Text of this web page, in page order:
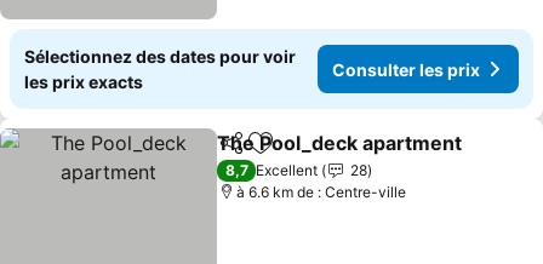
Sélectionnez des dates pour voir
les prix exacts
Consulter les prix
PartagerAjouter à mes favoris
The Pool_deck apartment
8,7 Excellent
28
à 6.6 km de : Centre-ville